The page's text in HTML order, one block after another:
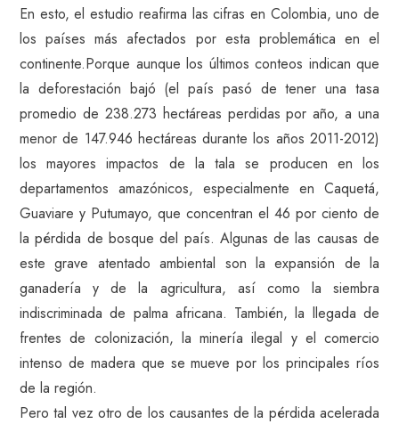
En esto, el estudio reafirma las cifras en Colombia, uno de
los países más afectados por esta problemática en el
continente.Porque aunque los últimos conteos indican que
la deforestación bajó (el país pasó de tener una tasa
promedio de 238.273 hectáreas perdidas por año, a una
menor de 147.946 hectáreas durante los años 2011-2012)
los mayores impactos de la tala se producen en los
departamentos amazónicos, especialmente en Caquetá,
Guaviare y Putumayo, que concentran el 46 por ciento de
la pérdida de bosque del país. Algunas de las causas de
este grave atentado ambiental son la expansión de la
ganadería y de la agricultura, así como la siembra
indiscriminada de palma africana. También, la llegada de
frentes de colonización, la minería ilegal y el comercio
intenso de madera que se mueve por los principales ríos
de la región.
Pero tal vez otro de los causantes de la pérdida acelerada